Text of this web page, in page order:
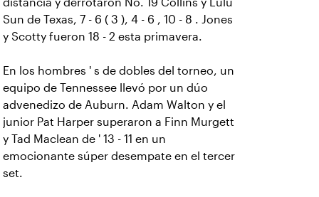
distancia y derrotaron No. 19 Collins y Lulu
Sun de Texas, 7 - 6 ( 3 ), 4 - 6 , 10 - 8 . Jones
y Scotty fueron 18 - 2 esta primavera.
En los hombres ' s de dobles del torneo, un
equipo de Tennessee llevó por un dúo
advenedizo de Auburn. Adam Walton y el
junior Pat Harper superaron a Finn Murgett
y Tad Maclean de ' 13 - 11 en un
emocionante súper desempate en el tercer
set.